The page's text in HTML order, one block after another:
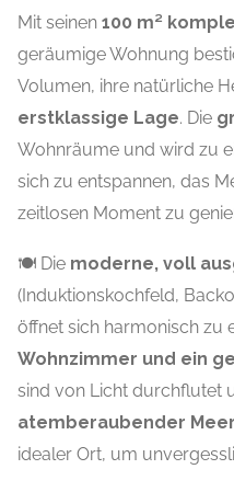
Mit seinen 100 m²
geräumige Wohnung
Volumen, ihre natürliche
erstklassige Lage. Die
Wohnräume und wird zu
sich zu entspannen, das
zeitlosen Moment zu
🍽️ Die moderne, voll
(Induktionskochfeld,
öffnet sich harmonisch zu
Wohnzimmer und ein
sind von Licht durchflutet
atemberaubender
idealer Ort, um